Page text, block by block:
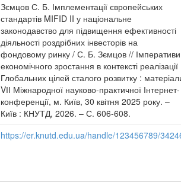
Зємцов С. Б. Імплементації європейських
стандартів MIFID II у національне
законодавство для підвищення ефективності
діяльності роздрібних інвесторів на
фондовому ринку / С. Б. Зємцов // Імперативи
економічного зростання в контексті реалізації
Глобальних цілей сталого розвитку :
VІІ Міжнародної науково-практичної Інтернет-
конференції, м. Київ, 30 квітня 2025 року. –
Київ : КНУТД, 2026. – С. 606-608.
https://er.knutd.edu.ua/handle/123456789/